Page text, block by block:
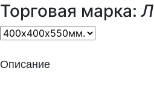
Торговая марка:
Описание